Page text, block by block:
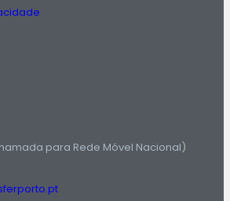
para Rede Móvel Nacional)